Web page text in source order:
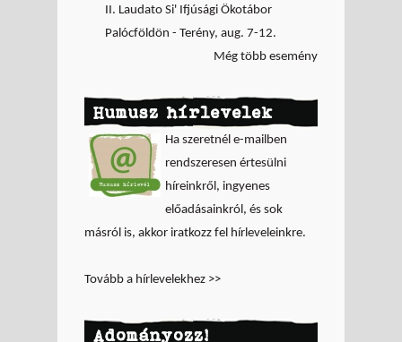
II. Laudato Si' Ifjúsági Ökotábor
Palócföldön - Terény, aug. 7-12.
Még több esemény
Humusz hírlevelek
Ha szeretnél e-mailben
rendszeresen értesülni
híreinkről, ingyenes
előadásainkról, és sok
másról is, akkor iratkozz fel hírleveleinkre.
Tovább a hírlevelekhez >>
Adományozz!